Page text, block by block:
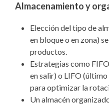
Almacenamiento y
Elección del tipo de
en bloque o en zona)
productos.
Estrategias como
en salir) o LIFO
para optimizar la
Un almacén